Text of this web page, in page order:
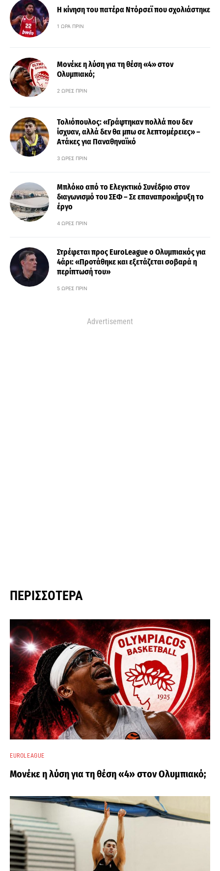
Η κίνηση του πατέρα Ντόρσεϊ που σχολιάστηκε
1 ΏΡΑ ΠΡΙΝ
Μονέκε η λύση για τη θέση «4» στον
Ολυμπιακό;
2 ΏΡΕΣ ΠΡΙΝ
Τολιόπουλος: «Γράφτηκαν πολλά που δεν
ίσχυαν, αλλά δεν θα μπω σε λεπτομέρειες» –
Ατάκες για Παναθηναϊκό
3 ΏΡΕΣ ΠΡΙΝ
Μπλόκο από το Ελεγκτικό Συνέδριο στον
διαγωνισμό του ΣΕΦ – Σε επαναπροκήρυξη το
έργο
4 ΏΡΕΣ ΠΡΙΝ
Στρέφεται προς EuroLeague ο Ολυμπιακός για
4άρι: «Προτάθηκε και εξετάζεται σοβαρά η
περίπτωσή του»
5 ΏΡΕΣ ΠΡΙΝ
Advertisement
ΠΕΡΙΣΣΌΤΕΡΑ
EUROLEAGUE
Μονέκε η λύση για τη θέση «4» στον Ολυμπιακό;